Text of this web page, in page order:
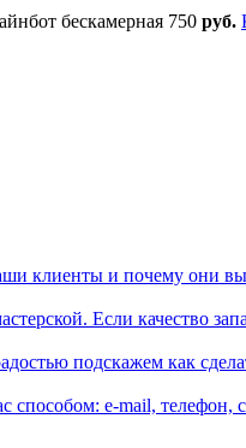
бескамерная 750 руб.
клиенты и почему они
Если качество
подскажем как
e-mail, телефон,